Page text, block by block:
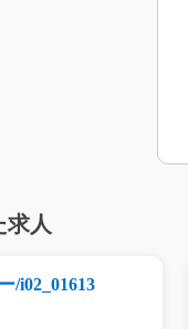
求人
/i02_01613